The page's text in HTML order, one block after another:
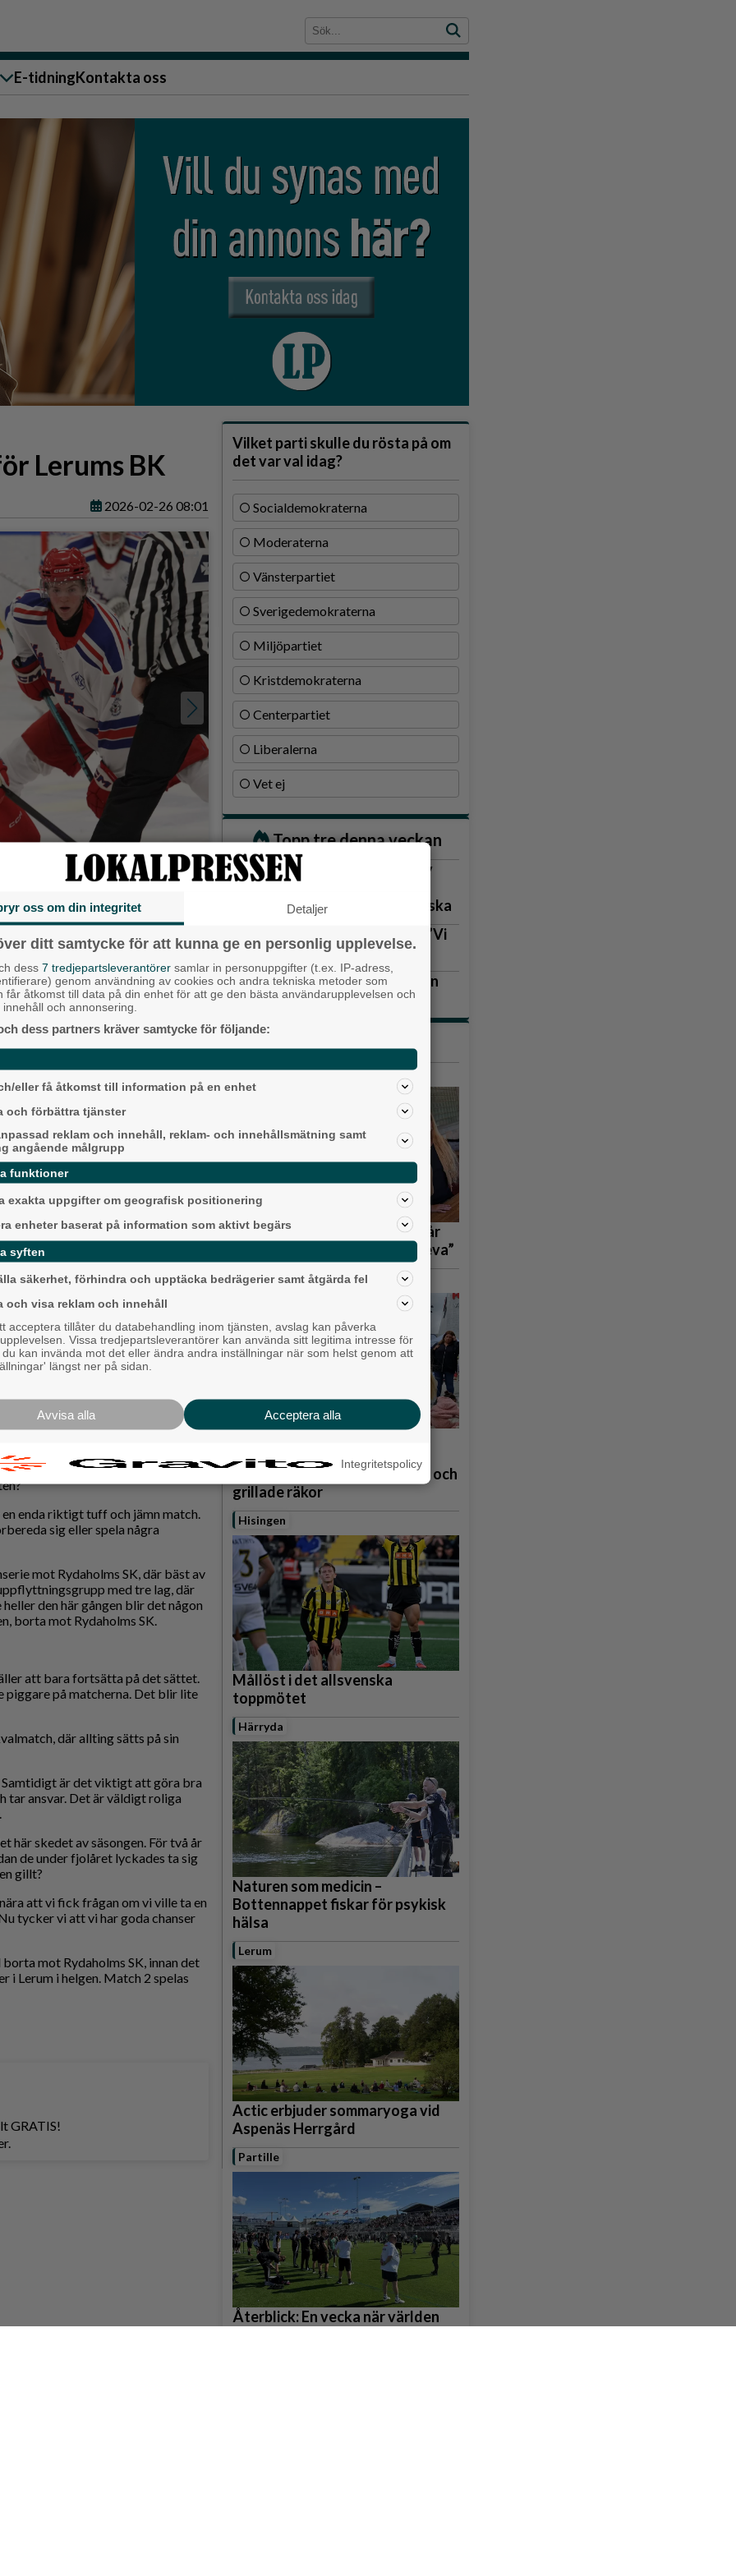
till oss
E-tidningKontakta oss
Lerums BK
2026-02-26 08:01
påtaglig för Lerums BK.
Stefan Liljevald
BK väntar uppflyttningskval
mot Rydaholms SK
här gången?
Magnus Fernhall.
blev 18 segrar på 18 matcher, och
kvalificerade sig därmed för
– som avslutades förra
hade vi en stark period där vi
länge att vi skulle bli trea, vilket är
säger lagets tränare Magnus
som Fernhall reagerade på
följdes den matchen upp med
vi behöver anpassa oss till den här
inte, säger Fernhall, som i långa
jag att vi anpassade oss bra.
väldigt, väldigt bra.
en enda riktigt tuff och jämn match.
sig eller spela några
mot Rydaholms SK, där bäst av
med tre lag, där
den här gången blir det någon
borta mot Rydaholms SK.
att bara fortsätta på det sättet.
piggare på matcherna. Det blir lite
där allting sätts på sin
är det viktigt att göra bra
tar ansvar. Det är väldigt roliga
här skedet av säsongen. För två år
de under fjolåret lyckades ta sig
gillt?
att vi fick frågan om vi ville ta en
tycker vi att vi har goda chanser
mot Rydaholms SK, innan det
i Lerum i helgen. Match 2 spelas
GRATIS!
Vilket parti skulle du rösta på om
det var val idag?
Socialdemokraterna
Moderaterna
Vänsterpartiet
Sverigedemokraterna
Miljöpartiet
Kristdemokraterna
Centerpartiet
Liberalerna
Vet ej
Topp tre denna veckan
Fastighetsägarna vill ha ny
hyresmodell –
Hyresgästföreningen kritiska
Då börjar tågen rulla igen: ”Vi
ligger bra i fas”
Ny pastor i Equmeniakyrkan
Långared
Alingsås
Krögarnas kamp när tågen står
stilla: "Vi försöker bara överleva”
Backa/Kärra
Backadagen
Bjöds på trummor, såpbubblor och
grillade räkor
Hisingen
Mållöst i det allsvenska
toppmötet
Härryda
Naturen som medicin –
Bottennappet fiskar för psykisk
hälsa
Lerum
Actic erbjuder sommaryoga vid
Aspenäs Herrgård
Partille
Återblick: En vecka när världen
oss om din integritet Detaljer
ditt samtycke för att kunna ge en personlig upplevelse.
dess 7 tredjepartsleverantörer samlar in personuppgifter (t.ex. IP-adress,
genom användning av cookies och andra tekniska metoder som
får åtkomst till data på din enhet för att ge den bästa användarupplevelsen och
och annonsering.
dess partners kräver samtycke för följande:
eller få åtkomst till information på en enhet
och förbättra tjänster
reklam och innehåll, reklam- och innehållsmätning samt
angående målgrupp
funktioner
exakta uppgifter om geografisk positionering
enheter baserat på information som aktivt begärs
syften
säkerhet, förhindra och upptäcka bedrägerier samt åtgärda fel
och visa reklam och innehåll
acceptera tillåter du databehandling inom tjänsten, avslag kan påverka
Vissa tredjepartsleverantörer kan använda sitt legitima intresse för
kan invända mot det eller ändra andra inställningar när som helst genom att
längst ner på sidan.
Acceptera alla
Avvisa alla
Integritetspolicy